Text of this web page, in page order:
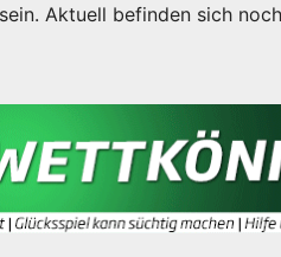
Aktuell befinden sich